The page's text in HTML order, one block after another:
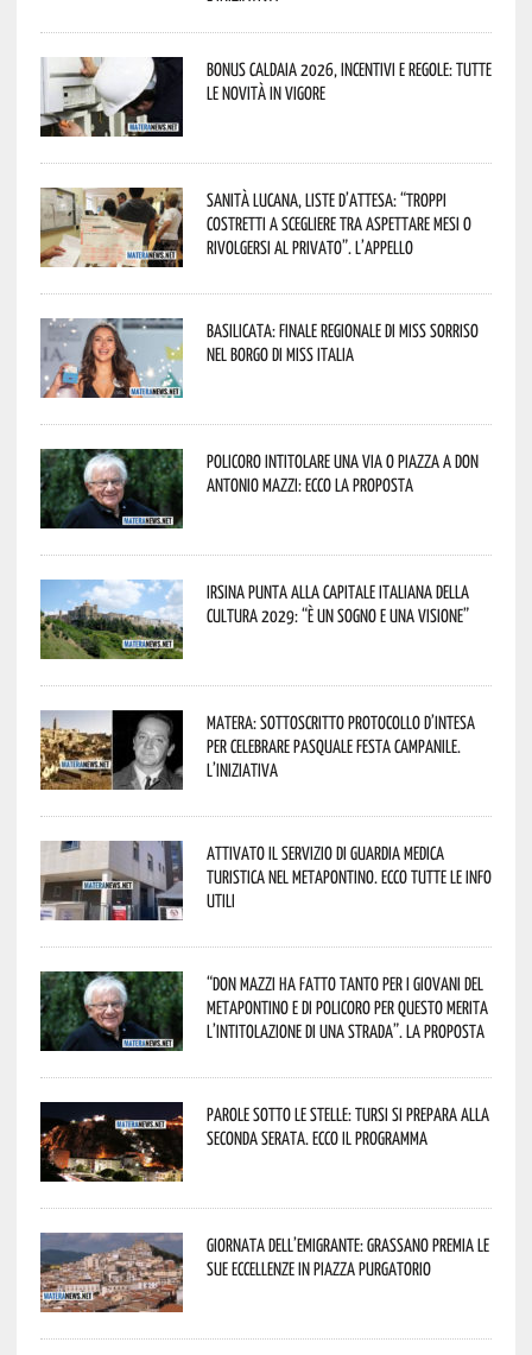
Bonus caldaia 2026, incentivi e regole: tutte
le novità in vigore
Sanità lucana, liste d’attesa: “Troppi
costretti a scegliere tra aspettare mesi o
rivolgersi al privato”. L’appello
Basilicata: finale regionale di Miss Sorriso
nel borgo di Miss Italia
Policoro intitolare una via o piazza a don
Antonio Mazzi: ecco la proposta
Irsina punta alla Capitale italiana della
Cultura 2029: “È un sogno e una visione”
Matera: sottoscritto protocollo d’intesa
per celebrare Pasquale Festa Campanile.
L’iniziativa
Attivato il servizio di Guardia Medica
Turistica nel Metapontino. Ecco tutte le info
utili
“Don Mazzi ha fatto tanto per i giovani del
Metapontino e di Policoro per questo merita
l’intitolazione di una strada”. La proposta
Parole sotto le stelle: Tursi si prepara alla
seconda serata. Ecco il programma
Giornata dell’Emigrante: Grassano premia le
sue eccellenze in Piazza Purgatorio